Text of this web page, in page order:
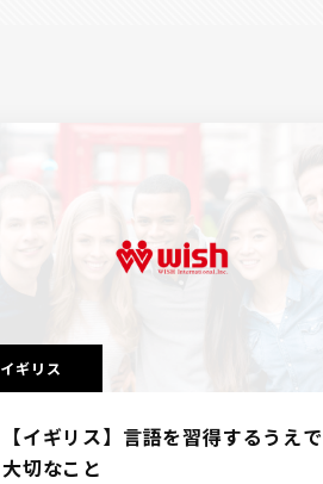
イギリス
【イギリス】言語を習得するうえで
大切なこと